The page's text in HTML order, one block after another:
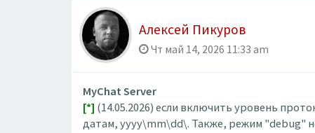
Алексей Пикуров
Чт май 14, 2026 11:33 am
MyChat Server
[*] (14.05.2026) если включить уровень
датам, yyyy\mm\dd\. Также, режим "debug"